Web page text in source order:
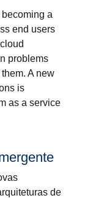
a
end users
problems
A new
is
as a service
de